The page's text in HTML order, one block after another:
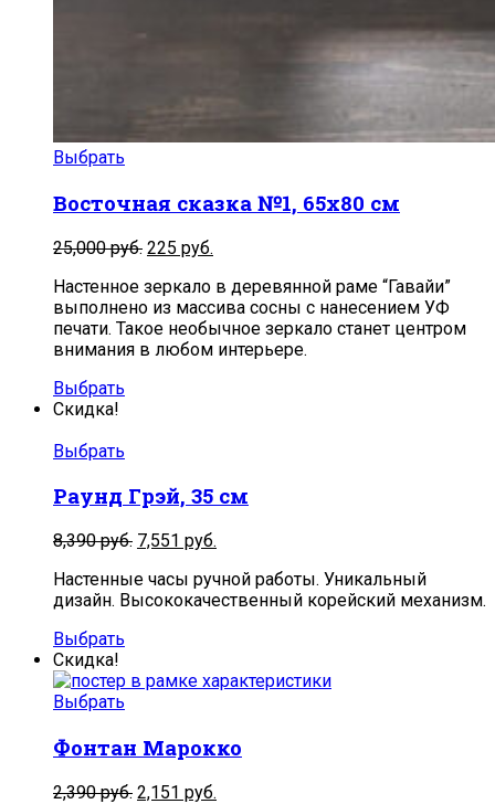
Выбрать
Восточная сказка №1, 65х80 см
25,000руб. Первоначальная
составляла
25,000
руб..
225 руб.
225
руб..
Настенное зеркало в деревянной раме “Гавайи”
выполнено из массива сосны с нанесением УФ
печати. Такое необычное зеркало станет центром
внимания в любом интерьере.
Выбрать
Скидка!
Выбрать
Раунд Грэй, 35 см
8,390руб. Первоначальная
составляла
8,390
7,551 руб.
7,551
руб..
Настенные часы ручной работы. Уникальный
дизайн. Высококачественный корейский механизм.
Выбрать
Скидка!
Выбрать
Фонтан Марокко
2,390руб. 2,151 руб.